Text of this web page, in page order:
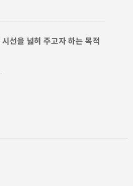
선을 넓혀 주고자 하는 목적